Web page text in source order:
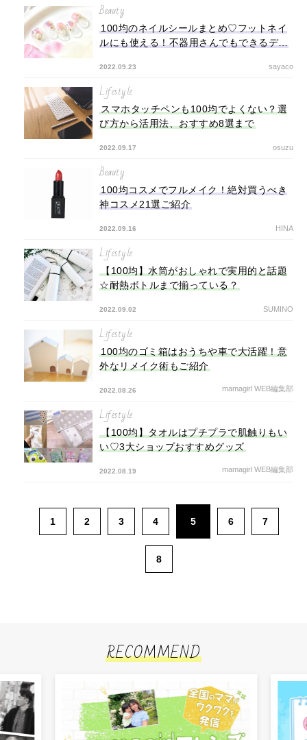
Beauty
100均のネイルシールまとめ♡フットネイ
ルにも使える！不器用さんでもできるデザ
2022.09.23 sayaco
Lifestyle
スマホタッチペンも100均でよくない？選
び方から活用法、おすすめ8選まで
2022.09.17 osuzu
Beauty
100均コスメでフルメイク！絶対買うべき
神コスメ21選ご紹介
2022.09.16 HINA
Lifestyle
【100均】水筒がおしゃれで実用的と話題
☆耐熱ボトルまで揃っている？
2022.09.02 SUMINO
Lifestyle
100均のゴミ箱はおうちや車で大活躍！意
外なリメイク術もご紹介
2022.08.26 mamagirl WEB編集部
Lifestyle
【100均】タオルはプチプラで肌触りもい
い♡3大ショップおすすめグッズ
2022.08.19 mamagirl WEB編集部
1 2 3 4 5 6 7
8
RECOMMEND